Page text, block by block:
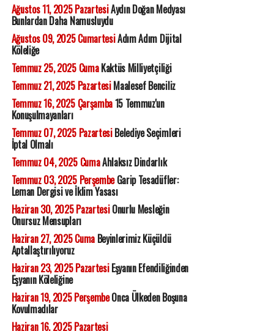
Ağustos 11, 2025 PazartesiAydın Doğan Medyası
Bunlardan Daha Namusluydu
Ağustos 09, 2025 CumartesiAdım Adım Dijital
Köleliğe
Temmuz 25, 2025 CumaKaktüs Milliyetçiliği
Temmuz 21, 2025 PazartesiMaalesef Benciliz
Temmuz 16, 2025 Çarşamba15 Temmuz'un
Konuşulmayanları
Temmuz 07, 2025 PazartesiBelediye Seçimleri
İptal Olmalı
Temmuz 04, 2025 CumaAhlaksız Dindarlık
Temmuz 03, 2025 PerşembeGarip Tesadüfler:
Leman Dergisi ve İklim Yasası
Haziran 30, 2025 PazartesiOnurlu Mesleğin
Onursuz Mensupları
Haziran 27, 2025 CumaBeyinlerimiz Küçüldü
Aptallaştırılıyoruz
Haziran 23, 2025 PazartesiEşyanın Efendiliğinden
Eşyanın Köleliğine
Haziran 19, 2025 PerşembeOnca Ülkeden Boşuna
Kovulmadılar
Haziran 16, 2025 Pazartesi